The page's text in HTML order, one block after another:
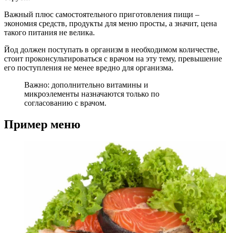
Важный плюс самостоятельного приготовления пищи –
экономия средств, продукты для меню просты, а значит, цена
такого питания не велика.
Йод должен поступать в организм в необходимом количестве,
стоит проконсультироваться с врачом на эту тему, превышение
его поступления не менее вредно для организма.
Важно: дополнительно витамины и
микроэлементы назначаются только по
согласованию с врачом.
Пример меню